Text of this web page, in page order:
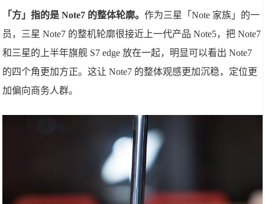
「方」指的是 Note7 的整体轮廓。作为三星「Note 家族」的一
员，三星 Note7 的整机轮廓很接近上一代产品 Note5，把 Note7
和三星的上半年旗舰 S7 edge 放在一起，明显可以看出 Note7
的四个角更加方正。这让 Note7 的整体观感更加沉稳，定位更
加偏向商务人群。